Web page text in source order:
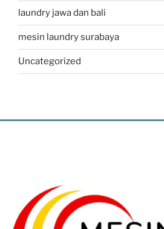
laundry jawa dan bali
mesin laundry surabaya
Uncategorized